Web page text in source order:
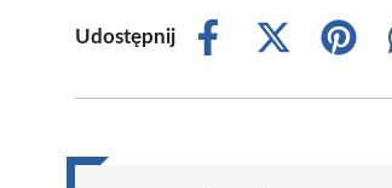
Udostępnij
Share
Share
(Twitter)
Share